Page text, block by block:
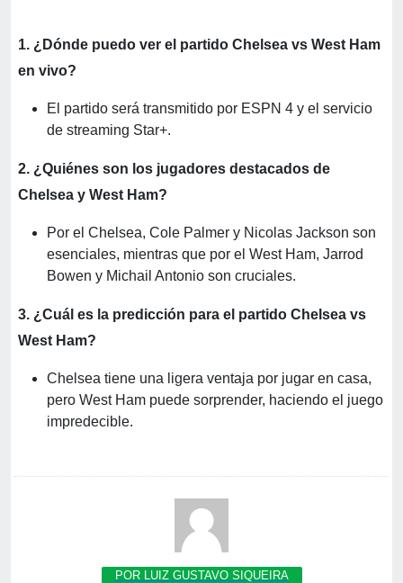
1. ¿Dónde puedo ver el partido Chelsea vs West Ham
en vivo?
El partido será transmitido por ESPN 4 y el servicio
de streaming Star+.
2. ¿Quiénes son los jugadores destacados de
Chelsea y West Ham?
Por el Chelsea, Cole Palmer y Nicolas Jackson son
esenciales, mientras que por el West Ham, Jarrod
Bowen y Michail Antonio son cruciales.
3. ¿Cuál es la predicción para el partido Chelsea vs
West Ham?
Chelsea tiene una ligera ventaja por jugar en casa,
pero West Ham puede sorprender, haciendo el juego
impredecible.
POR LUIZ GUSTAVO SIQUEIRA